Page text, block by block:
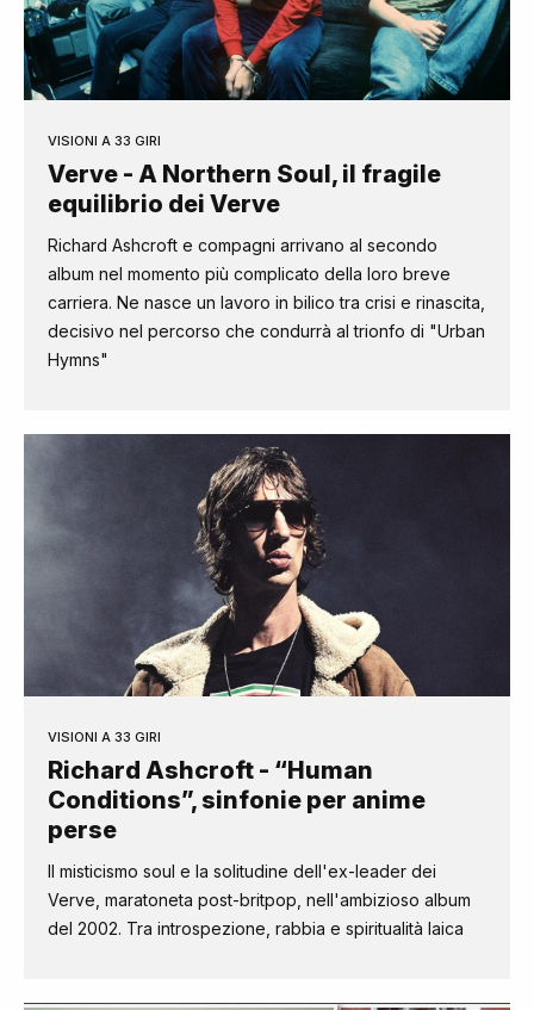
VISIONI A 33 GIRI
Verve - A Northern Soul, il fragile
equilibrio dei Verve
Richard Ashcroft e compagni arrivano al secondo
album nel momento più complicato della loro breve
carriera. Ne nasce un lavoro in bilico tra crisi e rinascita,
decisivo nel percorso che condurrà al trionfo di "Urban
Hymns"
VISIONI A 33 GIRI
Richard Ashcroft - “Human
Conditions”, sinfonie per anime
perse
Il misticismo soul e la solitudine dell'ex-leader dei
Verve, maratoneta post-britpop, nell'ambizioso album
del 2002. Tra introspezione, rabbia e spiritualità laica